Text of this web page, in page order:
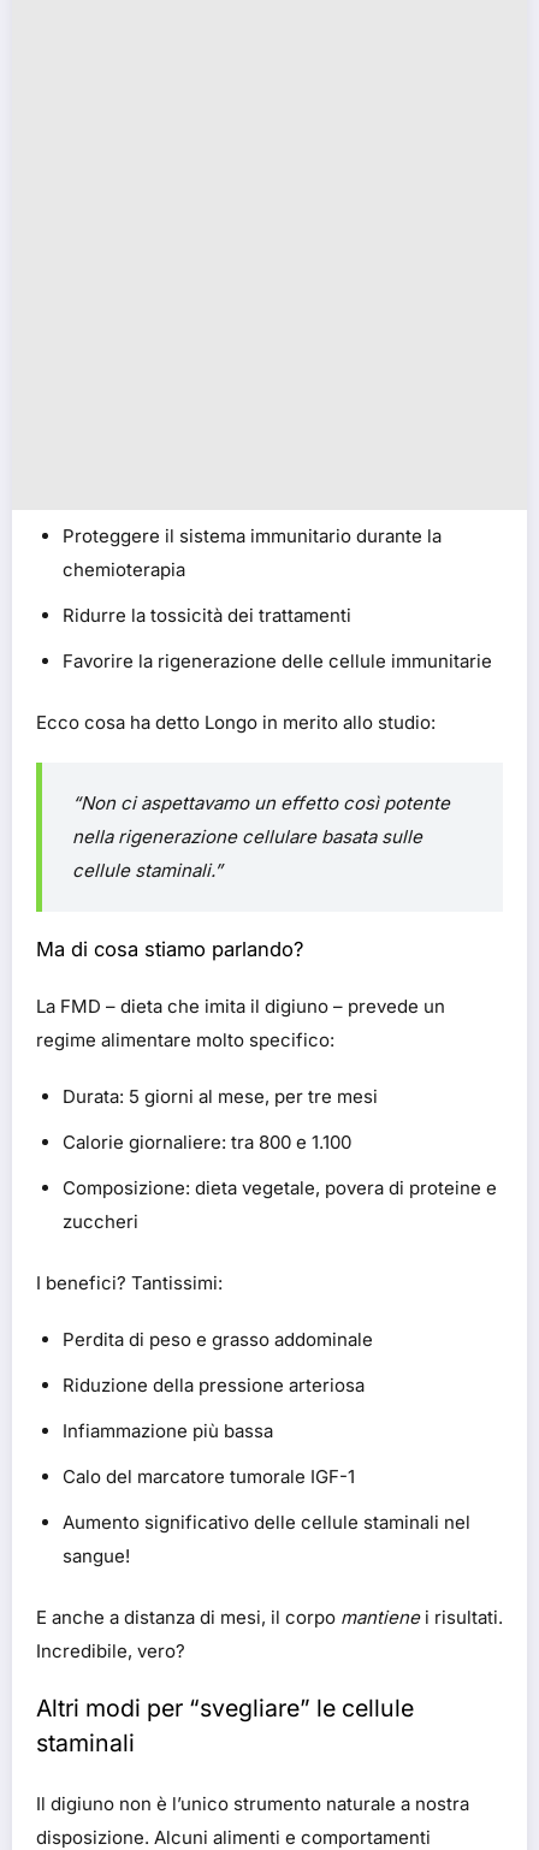
Proteggere il sistema immunitario durante la
chemioterapia
Ridurre la tossicità dei trattamenti
Favorire la rigenerazione delle cellule immunitarie
Ecco cosa ha detto Longo in merito allo studio:
“Non ci aspettavamo un effetto così potente
nella rigenerazione cellulare basata sulle
cellule staminali.”
Ma di cosa stiamo parlando?
La FMD – dieta che imita il digiuno – prevede un
regime alimentare molto specifico:
Durata: 5 giorni al mese, per tre mesi
Calorie giornaliere: tra 800 e 1.100
Composizione: dieta vegetale, povera di proteine e
zuccheri
I benefici? Tantissimi:
Perdita di peso e grasso addominale
Riduzione della pressione arteriosa
Infiammazione più bassa
Calo del marcatore tumorale IGF-1
Aumento significativo delle cellule staminali nel
sangue!
E anche a distanza di mesi, il corpo mantienei risultati.
Incredibile, vero?
Altri modi per “svegliare” le cellule
staminali
Il digiuno non è l’unico strumento naturale a nostra
disposizione. Alcuni alimenti e comportamenti